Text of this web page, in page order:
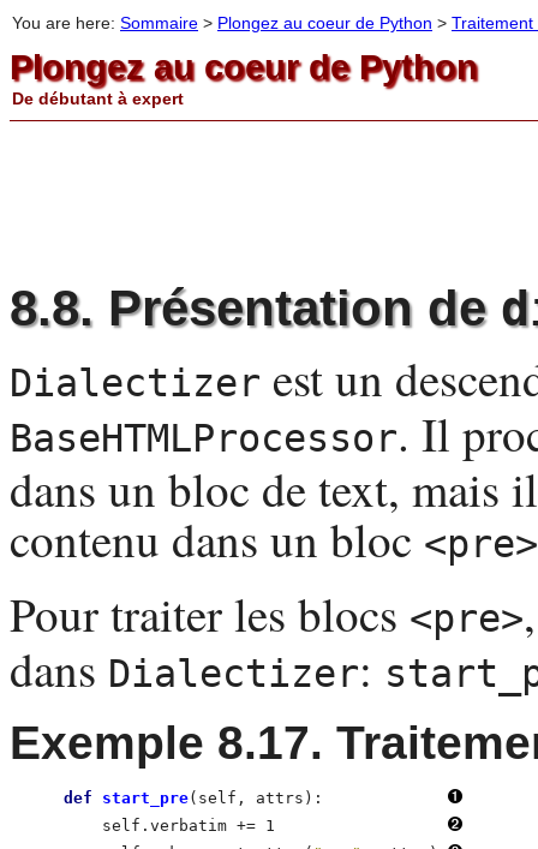
You are here: Sommaire > Plongez au coeur de Python >
Plongez au coeur de Python
De débutant à expert
8.8. Présentation de
Dialectizer est un
BaseHTMLProcessor. Il
dans un bloc de text, mais
contenu dans un bloc <pre>
Pour traiter les blocs <pre>
dans Dialectizer:
Exemple 8.17.
def start_pre(self, attrs):
        self.verbatim += 1